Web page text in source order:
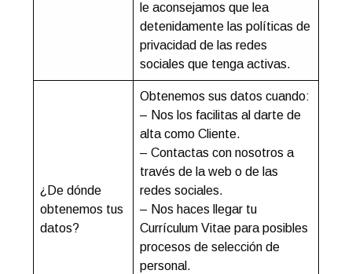
le aconsejamos que lea
detenidamente las políticas de
privacidad de las redes
sociales que tenga activas.
¿De dónde
obtenemos tus
datos?
Obtenemos sus datos cuando:
– Nos los facilitas al darte de
alta como Cliente.
– Contactas con nosotros a
través de la web o de las
redes sociales.
– Nos haces llegar tu
Currículum Vitae para posibles
procesos de selección de
personal.